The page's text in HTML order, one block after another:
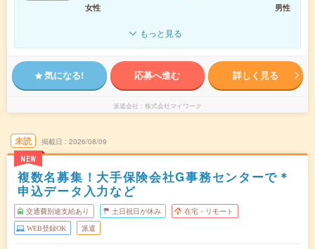
女性
男性
もっと見る
気になる! 応募へ進む 詳しく見る
派遣会社 株式会社マイワーク
未読
NEW
掲載日 2026/08/09
複数名募集！大手保険会社G事務センターで＊
申込データ入力など
交通費別途支給あり 土日祝日が休み 在宅・リモート
WEB登録OK 派遣